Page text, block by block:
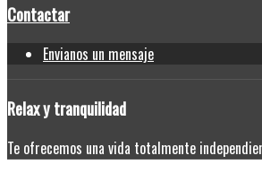
Contactar
Envianos un mensaje
Relaxy tranquilidad
Te ofrecemos una vida totalmente